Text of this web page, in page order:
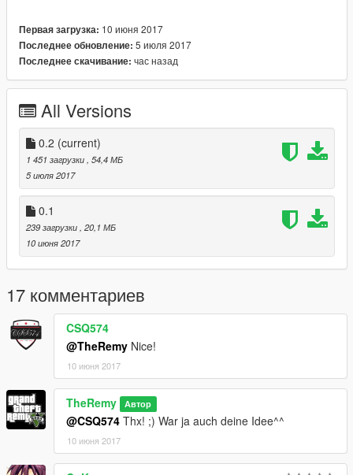
Первая загрузка: 10 июня 2017
Последнее обновление: 5 июля 2017
Последнее скачивание: час назад
All Versions
0.2 (current)
1 451 загрузки , 54,4 МБ
5 июля 2017
0.1
239 загрузки , 20,1 МБ
10 июня 2017
17 комментариев
CSQ574
@TheRemy Nice!
10 июня 2017
TheRemy Автор
@CSQ574 Thx! ;) War ja auch deine Idee^^
10 июня 2017